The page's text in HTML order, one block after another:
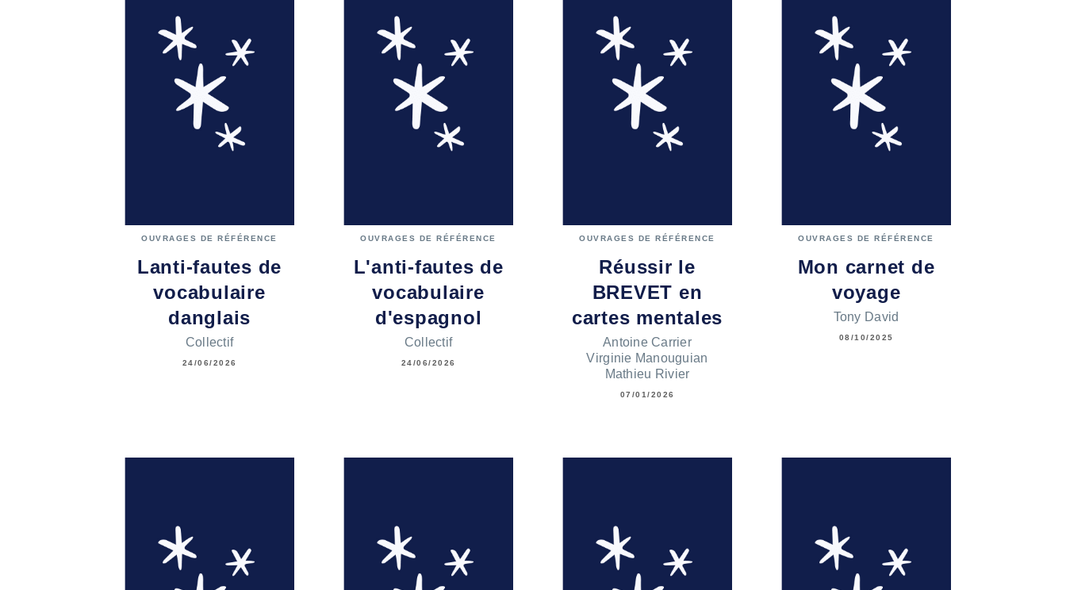
OUVRAGES DE RÉFÉRENCE
Lanti-fautes de
vocabulaire
danglais
Collectif
24/06/2026
OUVRAGES DE RÉFÉRENCE
L'anti-fautes de
vocabulaire
d'espagnol
Collectif
24/06/2026
OUVRAGES DE RÉFÉRENCE
Réussir le
BREVET en
cartes mentales
Antoine Carrier
Virginie Manouguian
Mathieu Rivier
07/01/2026
OUVRAGES DE RÉFÉRENCE
Mon carnet de
voyage
Tony David
08/10/2025